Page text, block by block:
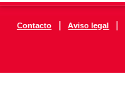
Contacto | Aviso legal |